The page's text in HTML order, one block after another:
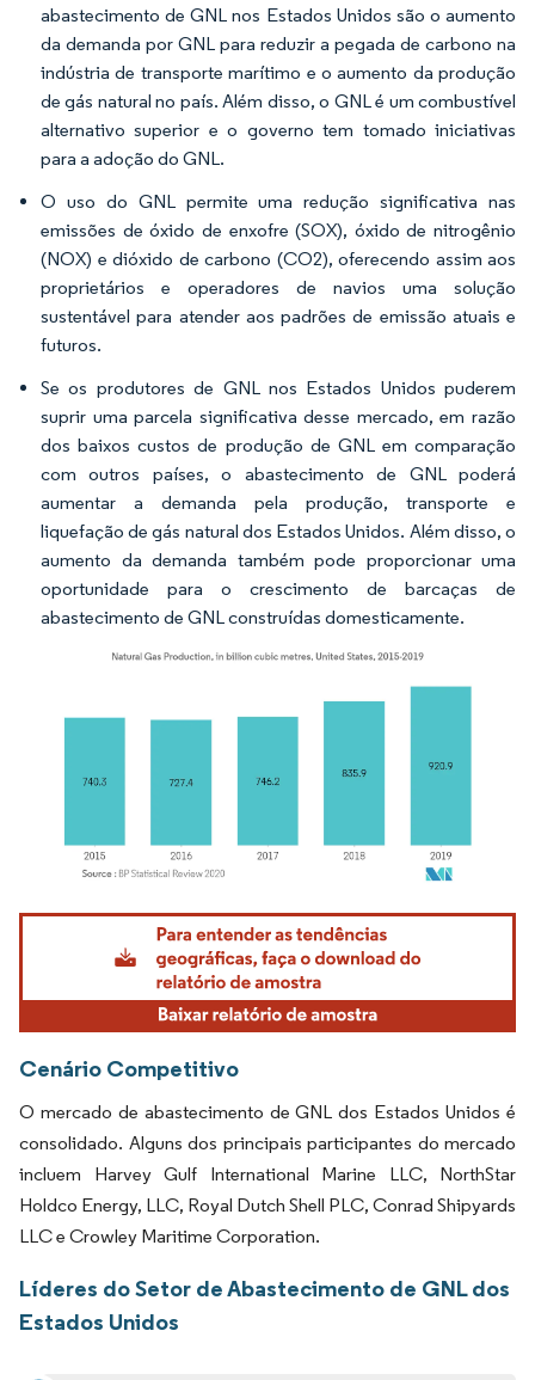
abastecimento de GNL nos Estados Unidos são o aumento
da demanda por GNL para reduzir a pegada de carbono na
indústria de transporte marítimo e o aumento da produção
de gás natural no país. Além disso, o GNL é um combustível
alternativo superior e o governo tem tomado iniciativas
para a adoção do GNL.
O uso do GNL permite uma redução significativa nas
emissões de óxido de enxofre (SOX), óxido de nitrogênio
(NOX) e dióxido de carbono (CO2), oferecendo assim aos
proprietários e operadores de navios uma solução
sustentável para atender aos padrões de emissão atuais e
futuros.
Se os produtores de GNL nos Estados Unidos puderem
suprir uma parcela significativa desse mercado, em razão
dos baixos custos de produção de GNL em comparação
com outros países, o abastecimento de GNL poderá
aumentar a demanda pela produção, transporte e
liquefação de gás natural dos Estados Unidos. Além disso, o
aumento da demanda também pode proporcionar uma
oportunidade para o crescimento de barcaças de
abastecimento de GNL construídas domesticamente.
Imagem © Mordor Intelligence. O reuso requer atribuição conforme CC BY 4.0.
Cenário Competitivo
O mercado de abastecimento de GNL dos Estados Unidos é
consolidado. Alguns dos principais participantes do mercado
incluem Harvey Gulf International Marine LLC, NorthStar
Holdco Energy, LLC, Royal Dutch Shell PLC, Conrad Shipyards
LLC e Crowley Maritime Corporation.
Líderes do Setor de Abastecimento de GNL dos
Estados Unidos